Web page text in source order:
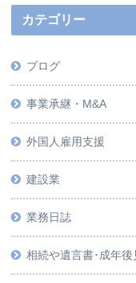
カテゴリー
ブログ
事業承継・M&A
外国人雇用支援
建設業
業務日誌
相続や遺言書･成年後